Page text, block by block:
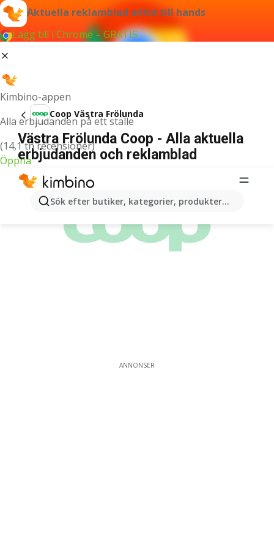
Aktuella reklamblad alltid till hands
Lägg till i Chrome – GRATIS
Kimbino-appen
Alla erbjudanden på ett ställe
(14,1 tn recensioner)
Öppna
Sök efter butiker, kategorier, produkter...
Coop Västra Frölunda
Västra Frölunda Coop - Alla aktuella
erbjudanden och reklamblad
ANNONSER